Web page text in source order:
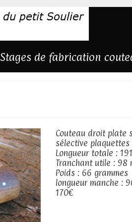
Stages de fabrication
Couteau droit plate
sélective plaquettes
Longueur totale :
Tranchant utile : 98
Poids : 66 grammes
longueur manche :
170€